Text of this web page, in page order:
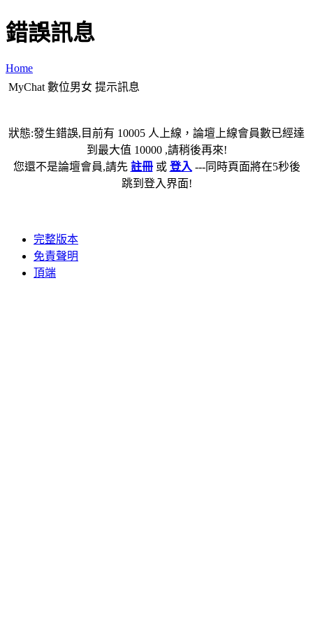
錯誤訊息
Home
MyChat 數位男女 提示訊息
狀態:發生錯誤,目前有 10005 人上線，論壇上線會員數已經達
到最大值 10000 ,請稍後再來!
您還不是論壇會員,請先 註冊或 登入 ---同時頁面將在5秒後
跳到登入界面!
完整版本
免責聲明
頂端